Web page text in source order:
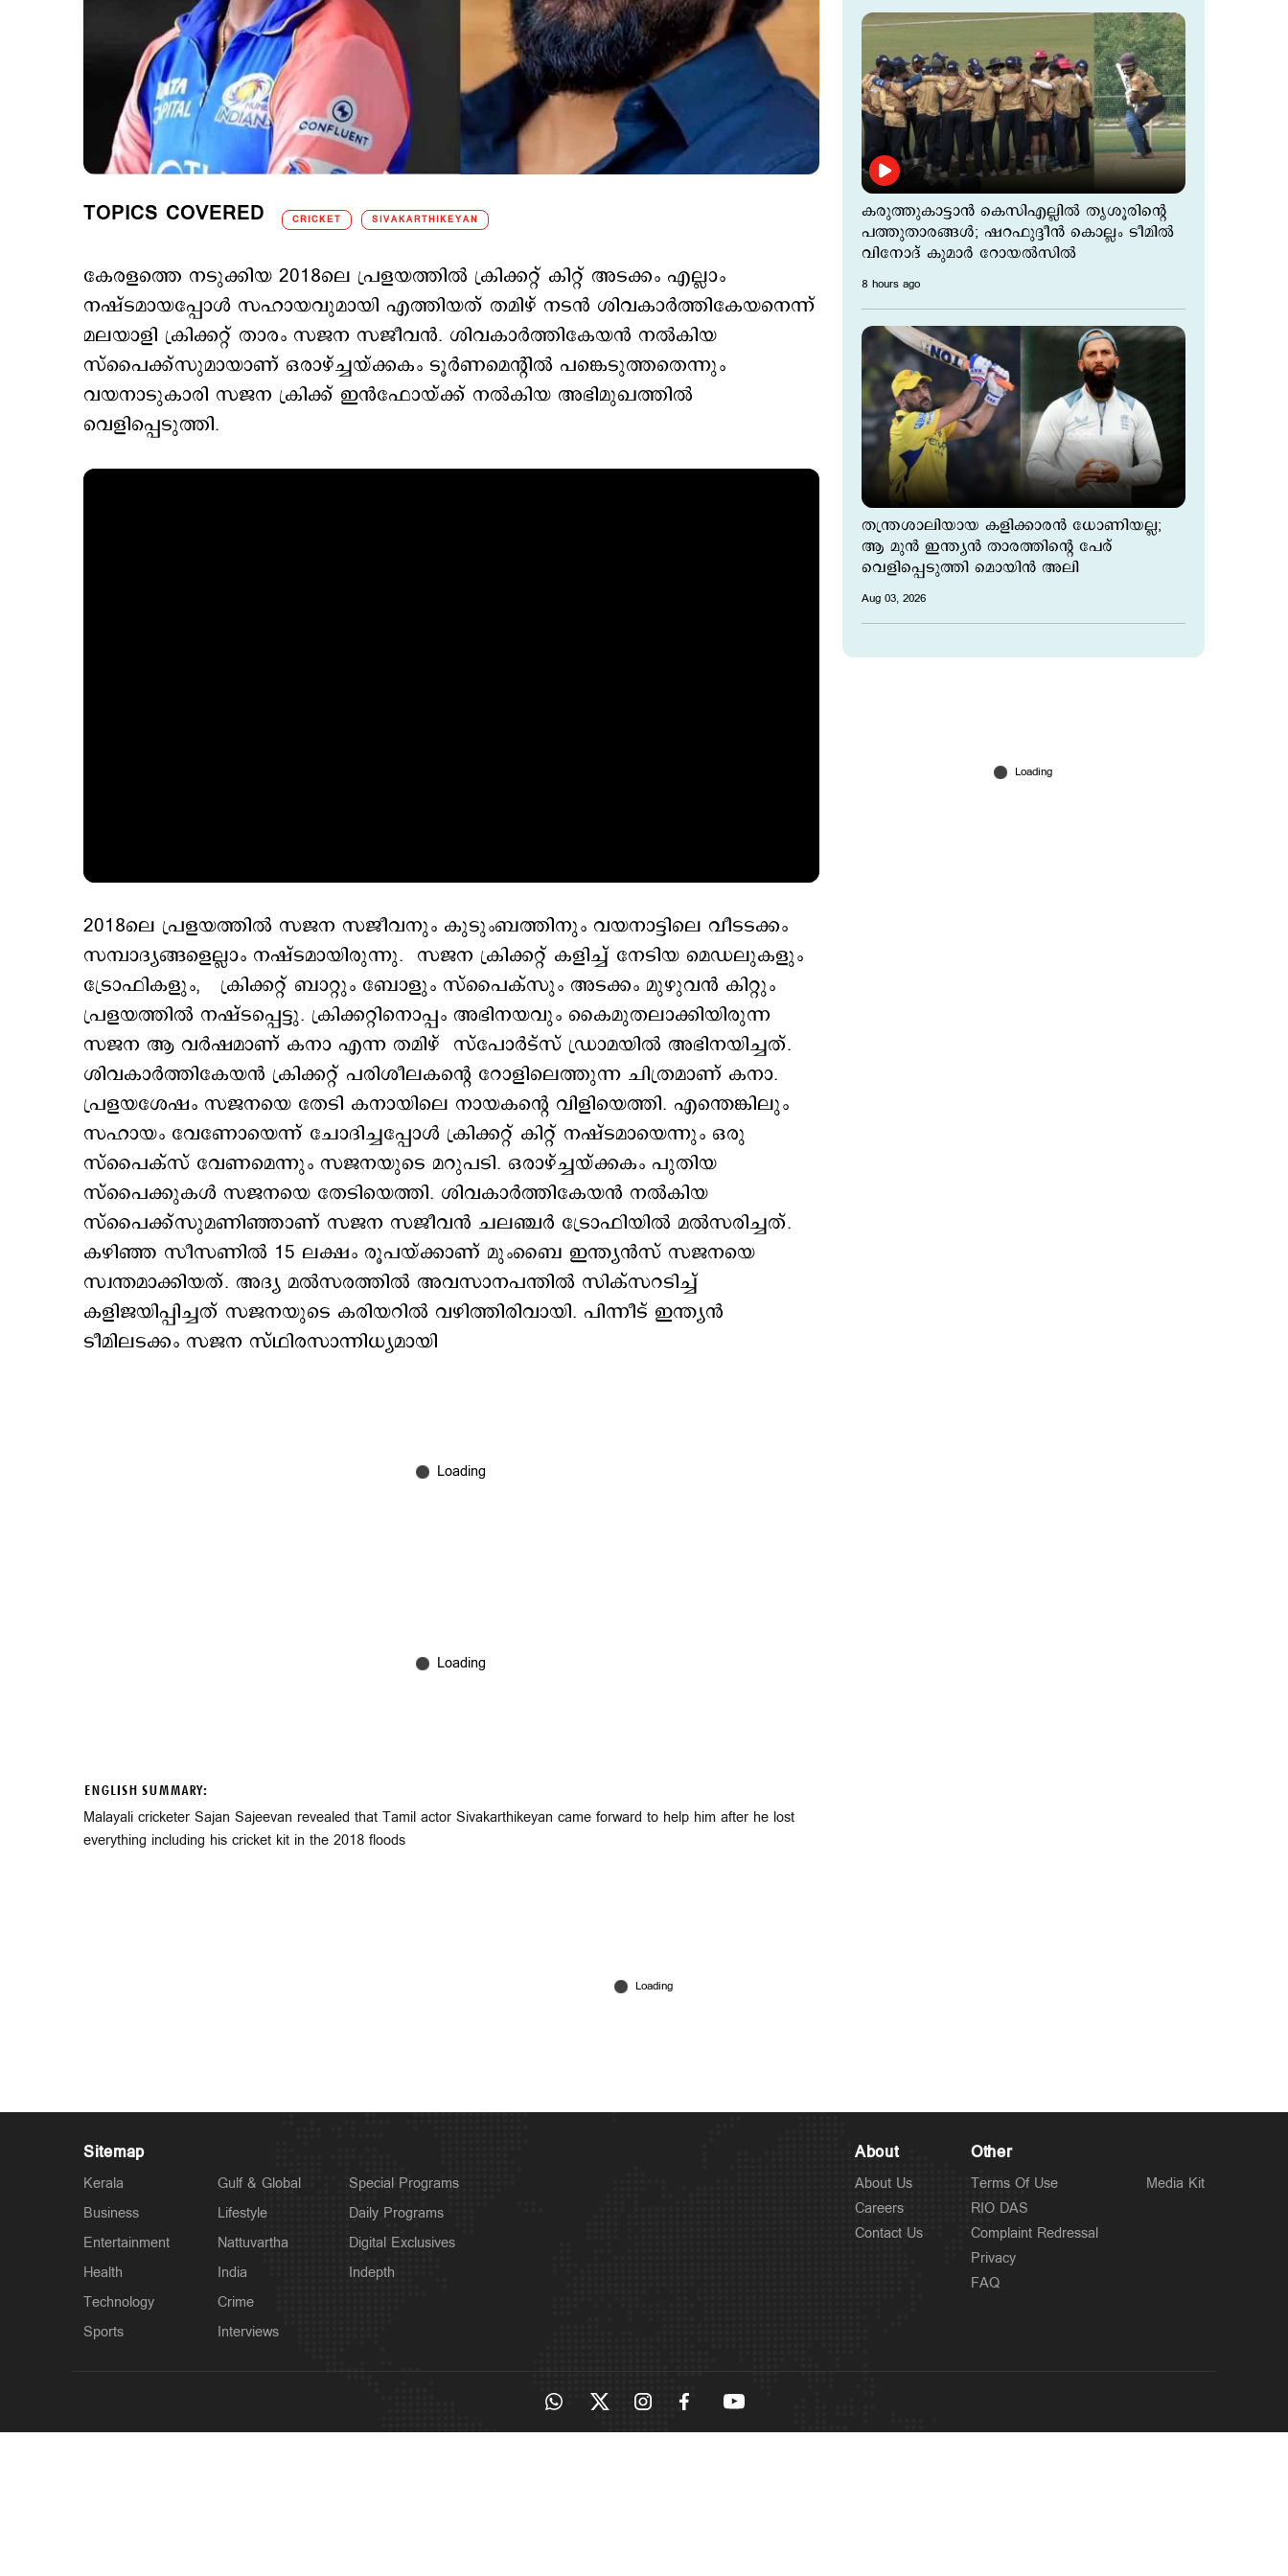
TOPICS COVERED CRICKET SIVAKARTHIKEYAN
കേരളത്തെ നടുക്കിയ 2018ലെ പ്രളയത്തില്‍ ക്രിക്കറ്റ് കിറ്റ് അടക്കം എല്ലാം
നഷ്ടമായപ്പോള്‍ സഹായവുമായി എത്തിയത് തമിഴ് നടന്‍ ശിവകാര്‍ത്തികേയനെന്ന്
മലയാളി ക്രിക്കറ്റ് താരം സജന സജീവന്‍. ശിവകാര്‍ത്തികേയന്‍ നല്‍കിയ
സ്പൈക്ക്സുമായാണ് ഒരാഴ്ച്ചയ്ക്കകം ടൂര്‍ണമെന്റില്‍ പങ്കെടുത്തതെന്നും
വയനാടുകാരി സജന ക്രിക്ക് ഇന്‍ഫോയ്ക്ക് നല്‍കിയ അഭിമുഖത്തില്‍
വെളിപ്പെടുത്തി.
2018ലെ പ്രളയത്തില്‍ സജന സജീവനും കുടുംബത്തിനും വയനാട്ടിലെ വീടടക്കം
സമ്പാദ്യങ്ങളെല്ലാം നഷ്ടമായിരുന്നു. സജന ക്രിക്കറ്റ് കളിച്ച് നേടിയ മെഡലുകളും
ട്രോഫികളും, ക്രിക്കറ്റ് ബാറ്റും ബോളും സ്പൈക്സും അടക്കം മുഴുവന്‍ കിറ്റും
പ്രളയത്തില്‍ നഷ്ടപ്പെട്ടു. ക്രിക്കറ്റിനൊപ്പം അഭിനയവും കൈമുതലാക്കിയിരുന്ന
സജന ആ വര്‍ഷമാണ് കനാ എന്ന തമിഴ് സ്പോര്‍ട്സ് ഡ്രാമയില്‍ അഭിനയിച്ചത്.
ശിവകാര്‍ത്തികേയന്‍ ക്രിക്കറ്റ് പരിശീലകന്റെ റോളിലെത്തുന്ന ചിത്രമാണ് കനാ.
പ്രളയശേഷം സജനയെ തേടി കനായിലെ നായകന്റെ വിളിയെത്തി. എന്തെങ്കിലും
സഹായം വേണോയെന്ന് ചോദിച്ചപ്പോള്‍ ക്രിക്കറ്റ് കിറ്റ് നഷ്ടമായെന്നും ഒരു
സ്പൈക്സ് വേണമെന്നും സജനയുടെ മറുപടി. ഒരാഴ്ച്ചയ്ക്കകം പുതിയ
സ്പൈക്കുകള്‍ സജനയെ തേടിയെത്തി. ശിവകാര്‍ത്തികേയന്‍ നല്‍കിയ
സ്പൈക്ക്സുമണിഞ്ഞാണ് സജന സജീവന്‍ ചലഞ്ചര്‍ ട്രോഫിയില്‍ മല്‍സരിച്ചത്.
കഴി‍ഞ്ഞ സീസണില്‍ 15 ലക്ഷം രൂപയ്ക്കാണ് മുംൈബ ഇന്ത്യന്‍സ് സജനയെ
സ്വന്തമാക്കിയത്. അദ്യ മല്‍സരത്തില്‍ അവസാനപന്തില്‍ സിക്സറടിച്ച്
കളിജയിപ്പിച്ചത് സജനയുടെ കരിയറില്‍ വഴിത്തിരിവായി. പിന്നീട് ഇന്ത്യന്‍
ടീമിലടക്കം സജന സ്ഥിരസാന്നിധ്യമായി
ENGLISH SUMMARY:
Malayali cricketer Sajan Sajeevan revealed that Tamil actor Sivakarthikeyan came forward to help him after he lost
everything including his cricket kit in the 2018 floods
കരുത്തുകാട്ടാന്‍ കെസിഎല്ലില്‍ തൃശൂരിന്‍റെ
പത്തുതാരങ്ങള്‍; ഷറഫുദ്ദീന്‍ കൊല്ലം ടീമില്‍
വിനോദ് കുമാര്‍ റോയല്‍സില്‍
8 hours ago
തന്ത്രശാലിയായ കളിക്കാരൻ ധോണിയല്ല;
ആ മുൻ ഇന്ത്യൻ താരത്തിന്‍റെ പേര്
വെളിപ്പെടുത്തി മൊയിൻ അലി
Aug 03, 2026
Sitemap
Kerala
Business
Entertainment
Health
Technology
Sports
Gulf & Global
Lifestyle
Nattuvartha
India
Crime
Interviews
Special Programs
Daily Programs
Digital Exclusives
Indepth
About
About Us
Careers
Contact Us
Other
Terms Of Use
RIO DAS
Complaint Redressal
Privacy
FAQ
Media Kit